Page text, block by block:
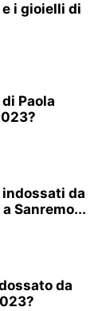
i gioielli di
Paola
da
Sanremo...
da